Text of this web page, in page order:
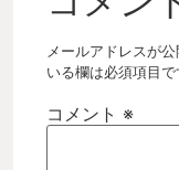
メールアドレスが
いる欄は必須項目で
コメント ※